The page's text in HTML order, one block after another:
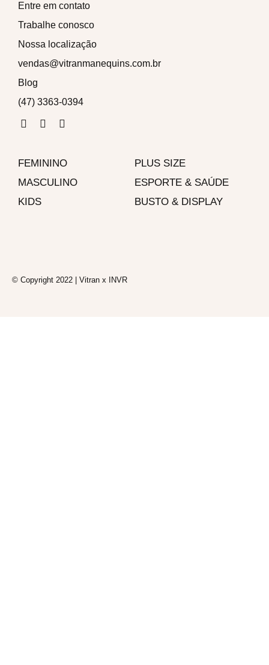
© Copyright 2022 | Vitran x INVR
FEMININO
MASCULINO
KIDS
PLUS SIZE
ESPORTE & SAÚDE
BUSTO & DISPLAY
Entre em contato
Trabalhe conosco
Nossa localização
vendas@vitranmanequins.com.br
Blog
(47) 3363-0394
F
a
b
o
k
-
I
n
a
r
W
h
s
p